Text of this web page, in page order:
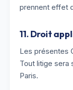
prennent effet
11. Droit
Les présentes
Tout litige sera
Paris.